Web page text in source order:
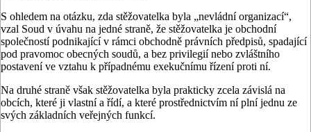
S ohledem na otázku, zda stěžovatelka byla „nevládní organizací“,
vzal Soud v úvahu na jedné straně, že stěžovatelka je obchodní
společností podnikající v rámci obchodně právních předpisů, spadající
pod pravomoc obecných soudů, a bez privilegií nebo zvláštního
postavení ve vztahu k případnému exekučnímu řízení proti ní.
Na druhé straně však stěžovatelka byla prakticky zcela závislá na
obcích, které ji vlastní a řídí, a které prostřednictvím ní plní jednu ze
svých základních veřejných funkcí.